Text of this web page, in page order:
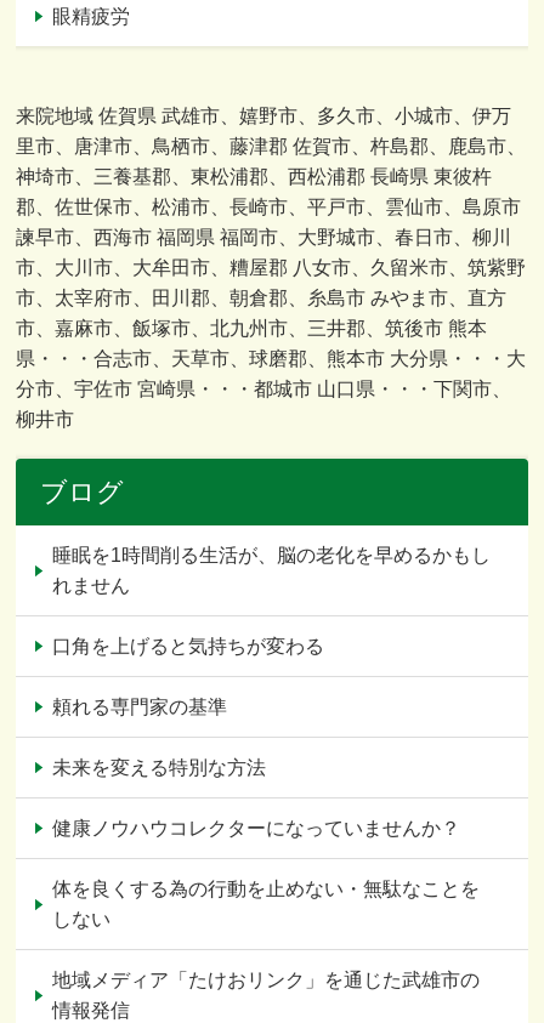
眼精疲労
来院地域 佐賀県 武雄市、嬉野市、多久市、小城市、伊万
里市、唐津市、鳥栖市、藤津郡 佐賀市、杵島郡、鹿島市、
神埼市、三養基郡、東松浦郡、西松浦郡 長崎県 東彼杵
郡、佐世保市、松浦市、長崎市、平戸市、雲仙市、島原市
諫早市、西海市 福岡県 福岡市、大野城市、春日市、柳川
市、大川市、大牟田市、糟屋郡 八女市、久留米市、筑紫野
市、太宰府市、田川郡、朝倉郡、糸島市 みやま市、直方
市、嘉麻市、飯塚市、北九州市、三井郡、筑後市 熊本
県・・・合志市、天草市、球磨郡、熊本市 大分県・・・大
分市、宇佐市 宮崎県・・・都城市 山口県・・・下関市、
柳井市
ブログ
睡眠を1時間削る生活が、脳の老化を早めるかもし
れません
口角を上げると気持ちが変わる
頼れる専門家の基準
未来を変える特別な方法
健康ノウハウコレクターになっていませんか？
体を良くする為の行動を止めない・無駄なことを
しない
地域メディア「たけおリンク」を通じた武雄市の
情報発信